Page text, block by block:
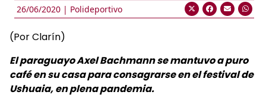
26/06/2020 | Polideportivo
(Por Clarín)
El paraguayo Axel Bachmann se mantuvo a puro
café en su casa para consagrarse en el festival de
Ushuaia, en plena pandemia.